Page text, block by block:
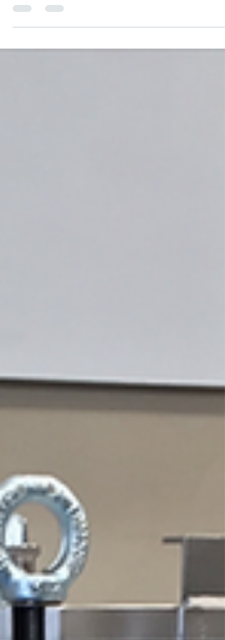
ativos. Uma jogada errada pode
todo o seu...